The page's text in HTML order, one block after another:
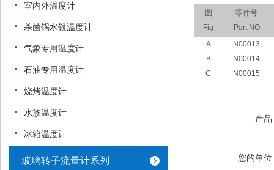
室内外温度计
杀菌锅水银温度计
气象专用温度计
石油专用温度计
烧烤温度计
水族温度计
冰箱温度计
玻璃转子流量计系列
图
Fig
零件号
Part NO
A
N00013
B
N00014
C
N00015
产品
您的单位